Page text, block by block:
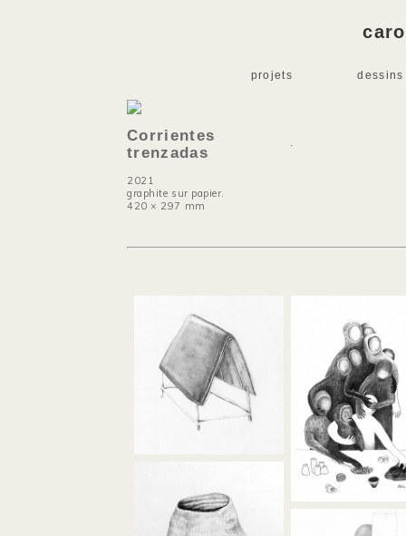
projets dessins
Corrientes
trenzadas
2021
graphite sur papier.
420 × 297 mm
.